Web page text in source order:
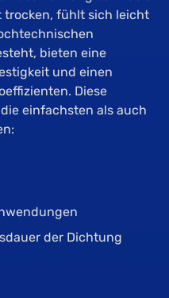
trocken, fühlt sich leicht
bieten eine
und einen
Diese
einfachsten als auch
der Dichtung